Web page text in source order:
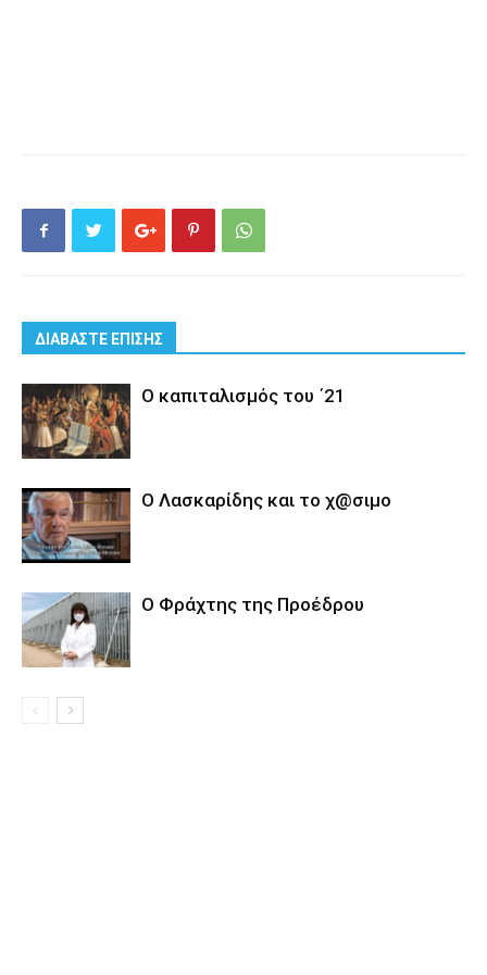
ΔΙΑΒΑΣΤΕ ΕΠΙΣΗΣ
Ο καπιταλισμός του ΄21
Ο Λασκαρίδης και το χ@σιμο
Ο Φράχτης της Προέδρου